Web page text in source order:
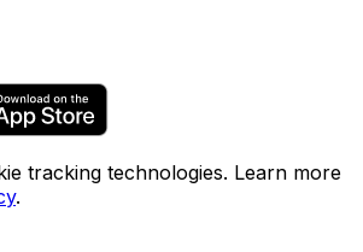
tracking technologies. Learn more
.